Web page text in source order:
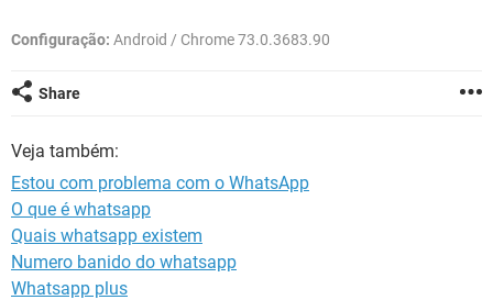
GUIA DE COMPRAS
Configuração: Android / Chrome 73.0.3683.90
Share
Veja também:
Estou com problema com o WhatsApp
O que é whatsapp
Quais whatsapp existem
Numero banido do whatsapp
Whatsapp plus